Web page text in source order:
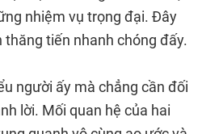
nhiệm vụ trọng đại. Đây
tiến nhanh chóng đấy.
người ấy mà chẳng cần đối
lời. Mối quan hệ của hai